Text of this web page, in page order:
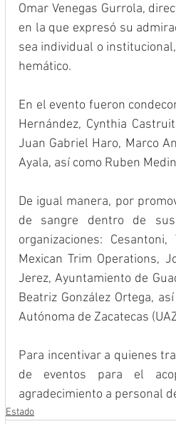
Omar Venegas Gurrola,
en la que expresó su
sea individual o
hemático.
En el evento fueron
Hernández, Cynthia
Juan Gabriel Haro, Marco
Ayala, así como Ruben
De igual manera, por
de sangre dentro de
organizaciones:
Mexican Trim Operations,
Jerez, Ayuntamiento de
Beatriz González Ortega,
Autónoma de Zacatecas
Para incentivar a quienes
de eventos para el
agradecimiento a personal
Estado